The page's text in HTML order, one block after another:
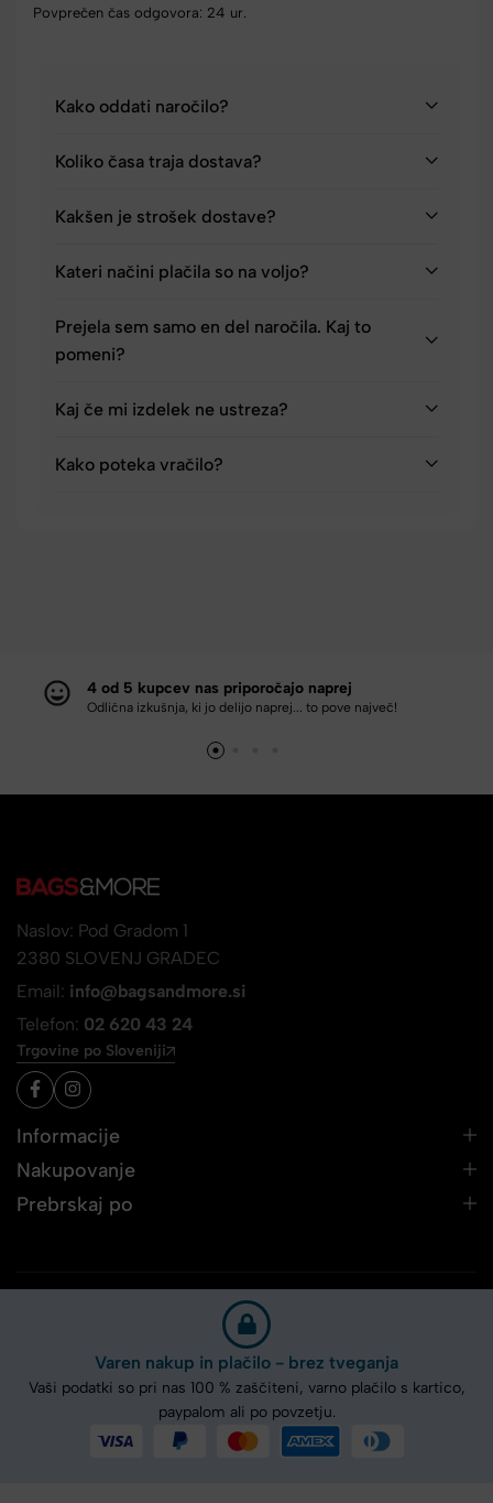
Povprečen čas odgovora: 24 ur.
Kako oddati naročilo?
Koliko časa traja dostava?
Kakšen je strošek dostave?
Kateri načini plačila so na voljo?
Prejela sem samo en del naročila. Kaj to
pomeni?
Kaj če mi izdelek ne ustreza?
Kako poteka vračilo?
4 od 5 kupcev nas priporočajo naprej
Odlična izkušnja, ki jo delijo naprej... to pove največ!
Naslov: Pod Gradom 1
2380 SLOVENJ GRADEC
Email: info@bagsandmore.si
Telefon: 02 620 43 24
Trgovine po Sloveniji
Informacije
Nakupovanje
Prebrskaj po
Varen nakup in plačilo - brez tveganja
Vaši podatki so pri nas 100 % zaščiteni, varno plačilo s kartico,
paypalom ali po povzetju.